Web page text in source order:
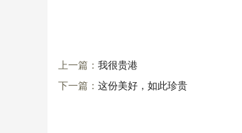
上一篇： 我很贵港
下一篇： 这份美好，如此珍贵